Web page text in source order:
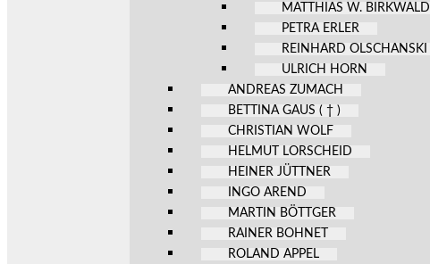
MATTHIAS W. BIRKWALD
PETRA ERLER
REINHARD OLSCHANSKI
ULRICH HORN
ANDREAS ZUMACH
BETTINA GAUS ( † )
CHRISTIAN WOLF
HELMUT LORSCHEID
HEINER JÜTTNER
INGO AREND
MARTIN BÖTTGER
RAINER BOHNET
ROLAND APPEL